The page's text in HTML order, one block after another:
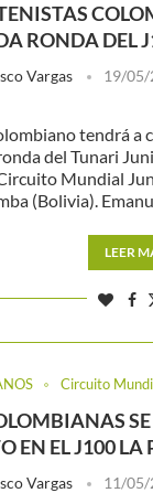
RONDA DEL
Vargas 19/05/
tendrá a
del Tunari
Mundial
(Bolivia).
LEER
Circuito
EN EL J100 LA
Vargas 11/05/